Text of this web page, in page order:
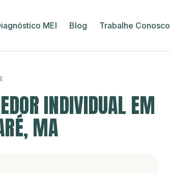
MEI Blog Trabalhe Conosco
INDIVIDUAL EM
MA